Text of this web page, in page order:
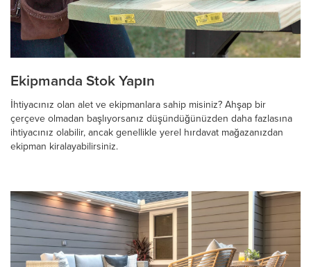
Ekipmanda Stok Yapın
İhtiyacınız olan alet ve ekipmanlara sahip misiniz? Ahşap bir
çerçeve olmadan başlıyorsanız düşündüğünüzden daha fazlasına
ihtiyacınız olabilir, ancak genellikle yerel hırdavat mağazanızdan
ekipman kiralayabilirsiniz.